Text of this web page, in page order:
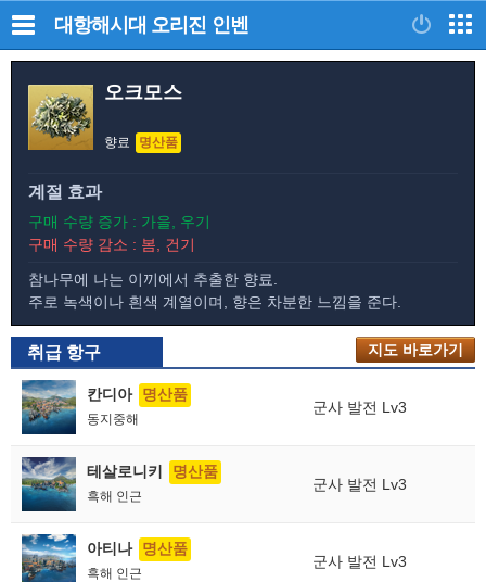
대항해시대 오리진 인벤
오크모스
향료 명산품
계절 효과
구매 수량 증가 : 가을, 우기
구매 수량 감소 : 봄, 건기
참나무에 나는 이끼에서 추출한 향료.
주로 녹색이나 흰색 계열이며, 향은 차분한 느낌을 준다.
취급 항구 지도 바로가기
지도 바로가기
칸디아 명산품
동지중해
군사 발전 Lv3
테살로니키 명산품
흑해 인근
군사 발전 Lv3
아티나 명산품
흑해 인근
군사 발전 Lv3